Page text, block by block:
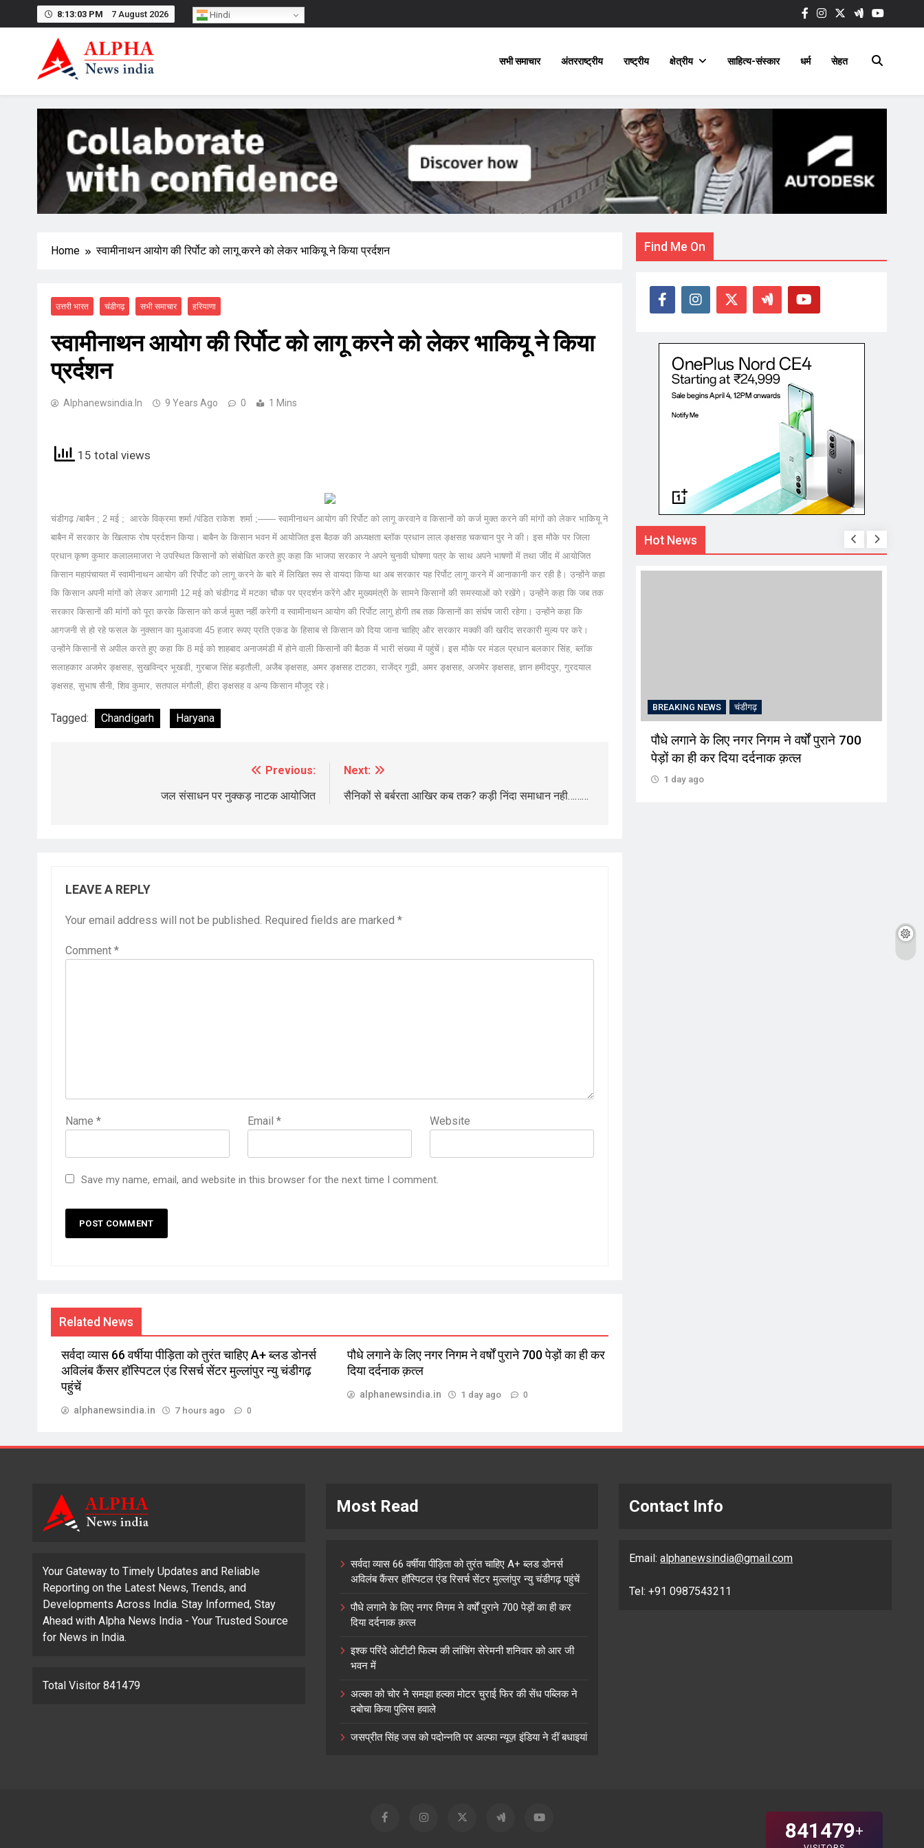
8:13:04 PM 7 August 2026
सभी समाचार अंतरराष्ट्रीय राष्ट्रीय क्षेत्रीय साहित्य-संस्कार धर्म सेहत
Home स्वामीनाथन आयोग की रिर्पोट को लागू करने को लेकर भाकियू ने किया प्रर्दशन
उत्तरी भारत चंडीगढ़ सभी समाचार हरियाणा
स्वामीनाथन आयोग की रिर्पोट को लागू करने को लेकर भाकियू ने किया
प्रर्दशन
Alphanewsindia.in 9 Years Ago 0 1 Mins
15 total views
चंडीगढ़ /बाबैन ; 2 मई ; आरके विक्रमा शर्मा /पंडित राकेश शर्मा ;—— स्वामीनाथन आयोग की रिर्पोट को लागू करवाने व किसानों को कर्ज मुक्त करने की मांगों को लेकर भाकियू ने
बाबैन में सरकार के खिलाफ रोष प्रर्दशन किया। बाबैन के किसान भवन में आयोजित इस बैठक की अध्यक्षता ब्लॉक प्रधान लाल ङ्क्षसह चकचान पुर ने की। इस मौके पर जिला
प्रधान कृष्ण कुमार कलालमाजरा ने उपस्थित किसानों को संबोधित करते हुए कहा कि भाजपा सरकार ने अपने चुनावी घोषणा पत्र के साथ अपने भाषणों में तथा जींद में आयोजित
किसान महापंचायत में स्वामीनाथन आयोग की रिर्पोट को लागू करने के बारे में लिखित रूप से वायदा किया था अब सरकार यह रिर्पोट लागू करने में आनाकानी कर रही है। उन्होंने कहा
कि किसान अपनी मांगों को लेकर आगामी 12 मई को चंडीगढ में मटका चौक पर प्रदर्शन करेंगे और मुख्यमंत्री के सामने किसानों की समस्याओं को रखेंगे। उन्होंने कहा कि जब तक
सरकार किसानों की मांगों को पूरा करके किसान को कर्ज मुक्त नहीं करेगी व स्वामीनाथन आयोग की रिर्पोट लागु होगी तब तक किसानों का संर्घष जारी रहेगा। उन्होंने कहा कि
आगजनी से हो रहे फसल के नुक्सान का मुआवजा 45 हजार रूपए प्रति एकड के हिसाब से किसान को दिया जाना चाहिए और सरकार मक्की की खरीद सरकारी मुल्य पर करे।
उन्होंने किसानों से अपील करते हुए कहा कि 8 मई को शाहबाद अनाजमंडी में होने वाली किसानों की बैठक में भारी संख्या में पहुंचें। इस मौके पर मंडल प्रधान बलकार सिंह, ब्लॉक
सलाहकार अजमेर ङ्क्षसह, सुखविन्द्र भूखडी, गुरबाज सिंह बड़तौली, अजैब ङ्क्षसह, अमर ङ्क्षसह टाटका, राजेंद्र गुढी, अमर ङ्क्षसह, अजमेर ङ्क्षसह, ज्ञान हमीदपुर, गुरदयाल
ङ्क्षसह, सुभाष सैनी, शिव कुमार, सतपाल मंगौली, हीरा ङ्क्षसह व अन्य किसान मौजूद रहे।
Tagged: Chandigarh Haryana
Previous:
जल संसाधन पर नुक्कड़ नाटक आयोजित
Next:
सैनिकों से बर्बरता आखिर कब तक? कड़ी निंदा समाधान नही………
LEAVE A REPLY
Your email address will not be published. Required fields are marked *
Comment *
Name * Email* Website
Save my name, email, and website in this browser for the next time I comment.
Related News
सर्वदा व्यास 66 वर्षीया पीड़िता को तुरंत चाहिए A+ ब्लड डोनर्स
अविलंब कैंसर हॉस्पिटल एंड रिसर्च सेंटर मुल्लांपुर न्यु चंडीगढ़
पहुंचें
alphanewsindia.in 7 hours ago 0
पौधे लगाने के लिए नगर निगम ने वर्षों पुराने 700 पेड़ों का ही कर
दिया दर्दनाक क़त्ल
alphanewsindia.in 1 day ago 0
Find Me On
Hot News
1 day ago
BREAKING NEWS चंडीगढ़
पौधे लगाने के लिए नगर निगम ने वर्षों पुराने 700
पेड़ों का ही कर दिया दर्दनाक क़त्ल
1 day ago
Your Gateway to Timely Updates and Reliable
Reporting on the Latest News, Trends, and
Developments Across India. Stay Informed, Stay
Ahead with Alpha News India - Your Trusted Source
for News in India.
Total Visitor 841479
Most Read
सर्वदा व्यास 66 वर्षीया पीड़िता को तुरंत चाहिए A+ ब्लड डोनर्स
अविलंब कैंसर हॉस्पिटल एंड रिसर्च सेंटर मुल्लांपुर न्यु चंडीगढ़ पहुंचें
पौधे लगाने के लिए नगर निगम ने वर्षों पुराने 700 पेड़ों का ही कर
दिया दर्दनाक क़त्ल
इश्क परिंदे ओटीटी फिल्म की लांचिंग सेरेमनी शनिवार को आर जी
भवन में
अल्का को चोर ने समझा हल्का मोटर चुराई फिर की सेंध पब्लिक ने
दबोचा किया पुलिस हवाले
जसप्रीत सिंह जस को पदोन्नति पर अल्फा न्यूज़ इंडिया ने दीं बधाइयां
Contact Info
Email:alphanewsindia@gmail.com
Tel: +91 0987543211
Hindi
841479+